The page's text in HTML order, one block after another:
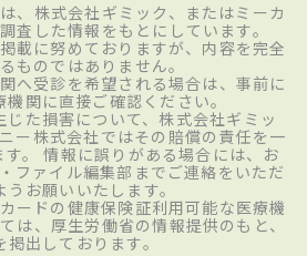
、株式会社ギミック、またはミーカ
査した情報をもとにしています。
載に努めておりますが、内容を完全
ものではありません。
へ受診を希望される場合は、事前に
関に直接ご確認ください。
じた損害について、株式会社ギミッ
ー株式会社ではその賠償の責任を一
。 情報に誤りがある場合には、お
ファイル編集部までご連絡をいただ
うお願いいたします。
ードの健康保険証利用可能な医療機
は、厚生労働省の情報提供のもと、
掲出しております。